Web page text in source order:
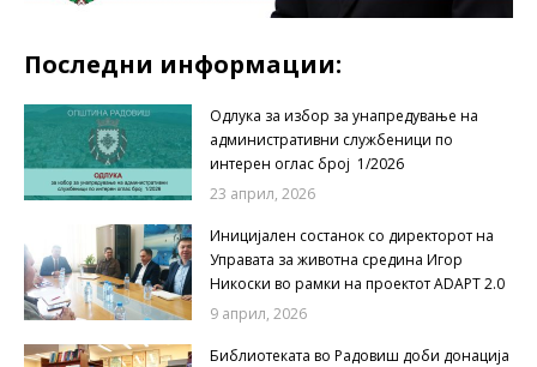
Последни информации:
Одлука за избор за унапредување на
административни службеници по
интерен оглас број 1/2026
23 април, 2026
Иницијален состанок со директорот на
Управата за животна средина Игор
Никоски во рамки на проектот ADAPT 2.0
9 април, 2026
Библиотеката во Радовиш доби донација